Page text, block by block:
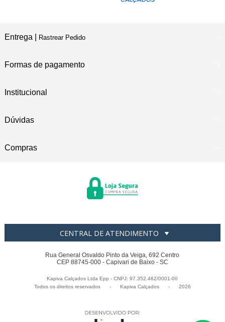
Entrega | Rastrear Pedido
Formas de pagamento
Institucional
Dúvidas
Compras
CENTRAL DE ATENDIMENTO
Rua General Osvaldo Pinto da Veiga, 692 Centro
CEP 88745-000 - Capivari de Baixo - SC
Kapiva Calçados Ltda Epp - CNPJ: 97.352.462/0001-00
Todos os direitos reservados
- Kapiva Calçados - 2026